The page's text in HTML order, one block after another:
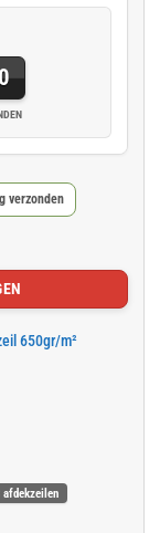
verzonden
650gr/m²
afdekzeilen